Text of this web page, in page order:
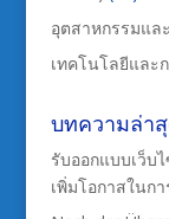
อุตสาหกรรมแล
เทคโนโลยีและ
บทความล่า
รับออกแบบเว็บ
เพิ่มโอกาสในก